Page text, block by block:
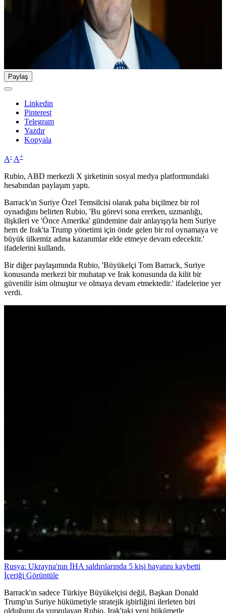
Paylaş
Linkedin
Pinterest
Telegram
Yazdır
Kopyala
A- A+
Rubio, ABD merkezli X şirketinin sosyal medya platformundaki
hesabından paylaşım yaptı.
Barrack'ın Suriye Özel Temsilcisi olarak paha biçilmez bir rol
oynadığını belirten Rubio, 'Bu görevi sona ererken, uzmanlığı,
ilişkileri ve 'Önce Amerika' gündemine dair anlayışıyla hem Suriye
hem de Irak'ta Trump yönetimi için önde gelen bir rol oynamaya ve
büyük ülkemiz adına kazanımlar elde etmeye devam edecektir.'
ifadelerini kullandı.
Bir diğer paylaşımında Rubio, 'Büyükelçi Tom Barrack, Suriye
konusunda merkezi bir muhatap ve Irak konusunda da kilit bir
güvenilir isim olmuştur ve olmaya devam etmektedir.' ifadelerine yer
verdi.
Rusya: Ukrayna'nın İHA saldırılarında 5 kişi hayatını kaybetti
İçeriği Görüntüle
Barrack'ın sadece Türkiye Büyükelçisi değil, Başkan Donald
Trump'ın Suriye hükümetiyle stratejik işbirliğini ilerleten biri
olduğunu da vurgulayan Rubio, Irak'taki yeni hükümetle